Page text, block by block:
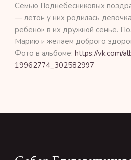
Семью Поднебесниковых
— летом у них родилась
ребёнок в их дружной семье.
Марию и желаем доброго
Фото в альбоме: https://vk.com/
19962774_302582997